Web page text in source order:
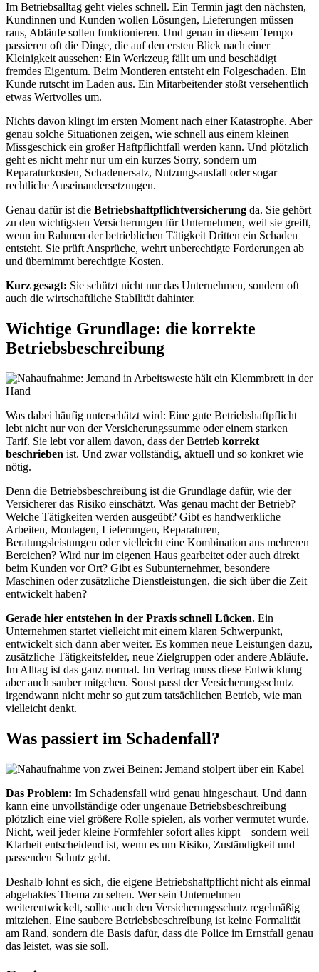
Im Betriebsalltag geht vieles schnell. Ein Termin jagt den nächsten,
Kundinnen und Kunden wollen Lösungen, Lieferungen müssen
raus, Abläufe sollen funktionieren. Und genau in diesem Tempo
passieren oft die Dinge, die auf den ersten Blick nach einer
Kleinigkeit aussehen: Ein Werkzeug fällt um und beschädigt
fremdes Eigentum. Beim Montieren entsteht ein Folgeschaden. Ein
Kunde rutscht im Laden aus. Ein Mitarbeitender stößt versehentlich
etwas Wertvolles um.
Nichts davon klingt im ersten Moment nach einer Katastrophe. Aber
genau solche Situationen zeigen, wie schnell aus einem kleinen
Missgeschick ein großer Haftpflichtfall werden kann. Und plötzlich
geht es nicht mehr nur um ein kurzes Sorry, sondern um
Reparaturkosten, Schadenersatz, Nutzungsausfall oder sogar
rechtliche Auseinandersetzungen.
Genau dafür ist die Betriebshaftpflichtversicherung da. Sie gehört
zu den wichtigsten Versicherungen für Unternehmen, weil sie greift,
wenn im Rahmen der betrieblichen Tätigkeit Dritten ein Schaden
entsteht. Sie prüft Ansprüche, wehrt unberechtigte Forderungen ab
und übernimmt berechtigte Kosten.
Kurz gesagt: Sie schützt nicht nur das Unternehmen, sondern oft
auch die wirtschaftliche Stabilität dahinter.
Wichtige Grundlage: die korrekte
Betriebsbeschreibung
Was dabei häufig unterschätzt wird: Eine gute Betriebshaftpflicht
lebt nicht nur von der Versicherungssumme oder einem starken
Tarif. Sie lebt vor allem davon, dass der Betrieb korrekt
beschrieben ist. Und zwar vollständig, aktuell und so konkret wie
nötig.
Denn die Betriebsbeschreibung ist die Grundlage dafür, wie der
Versicherer das Risiko einschätzt. Was genau macht der Betrieb?
Welche Tätigkeiten werden ausgeübt? Gibt es handwerkliche
Arbeiten, Montagen, Lieferungen, Reparaturen,
Beratungsleistungen oder vielleicht eine Kombination aus mehreren
Bereichen? Wird nur im eigenen Haus gearbeitet oder auch direkt
beim Kunden vor Ort? Gibt es Subunternehmer, besondere
Maschinen oder zusätzliche Dienstleistungen, die sich über die Zeit
entwickelt haben?
Gerade hier entstehen in der Praxis schnell Lücken. Ein
Unternehmen startet vielleicht mit einem klaren Schwerpunkt,
entwickelt sich dann aber weiter. Es kommen neue Leistungen dazu,
zusätzliche Tätigkeitsfelder, neue Zielgruppen oder andere Abläufe.
Im Alltag ist das ganz normal. Im Vertrag muss diese Entwicklung
aber auch sauber mitgehen. Sonst passt der Versicherungsschutz
irgendwann nicht mehr so gut zum tatsächlichen Betrieb, wie man
vielleicht denkt.
Was passiert im Schadenfall?
Das Problem: Im Schadensfall wird genau hingeschaut. Und dann
kann eine unvollständige oder ungenaue Betriebsbeschreibung
plötzlich eine viel größere Rolle spielen, als vorher vermutet wurde.
Nicht, weil jeder kleine Formfehler sofort alles kippt – sondern weil
Klarheit entscheidend ist, wenn es um Risiko, Zuständigkeit und
passenden Schutz geht.
Deshalb lohnt es sich, die eigene Betriebshaftpflicht nicht als einmal
abgehaktes Thema zu sehen. Wer sein Unternehmen
weiterentwickelt, sollte auch den Versicherungsschutz regelmäßig
mitziehen. Eine saubere Betriebsbeschreibung ist keine Formalität
am Rand, sondern die Basis dafür, dass die Police im Ernstfall genau
das leistet, was sie soll.